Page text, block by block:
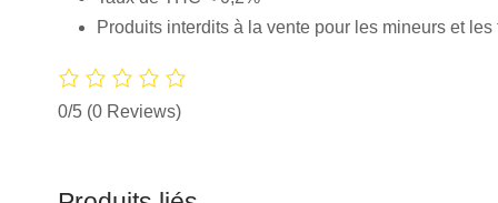
Produits interdits à la vente pour les mineurs et
0/5 (0 Reviews)